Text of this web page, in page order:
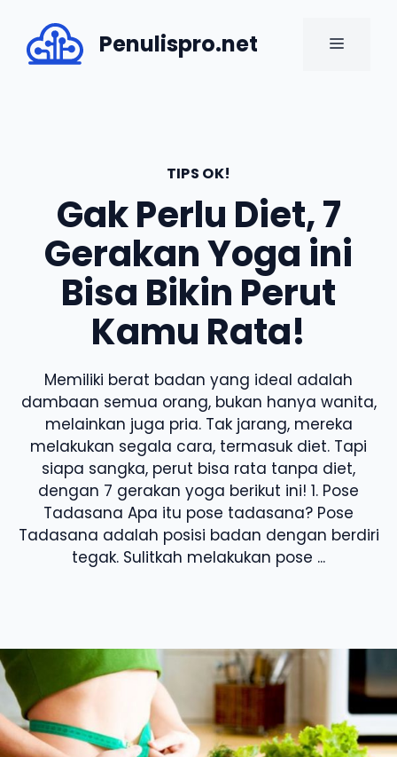
content
Penulispro.net MENU
TIPS OK!
Gak Perlu Diet, 7
Gerakan Yoga ini
Bisa Bikin Perut
Kamu Rata!
Memiliki berat badan yang ideal adalah
dambaan semua orang, bukan hanya wanita,
melainkan juga pria. Tak jarang, mereka
melakukan segala cara, termasuk diet. Tapi
siapa sangka, perut bisa rata tanpa diet,
dengan 7 gerakan yoga berikut ini! 1. Pose
Tadasana Apa itu pose tadasana? Pose
Tadasana adalah posisi badan dengan berdiri
tegak. Sulitkah melakukan pose ...